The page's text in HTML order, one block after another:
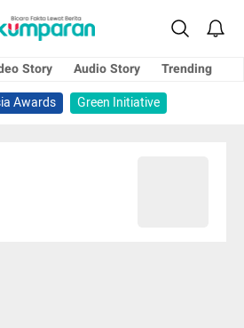
Story Audio Story
Trending
Awards
Green Initiative